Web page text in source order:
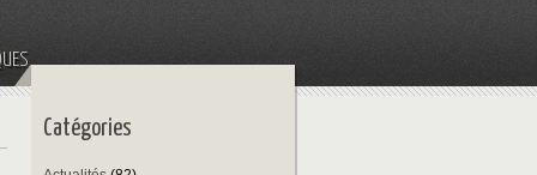
Catégories